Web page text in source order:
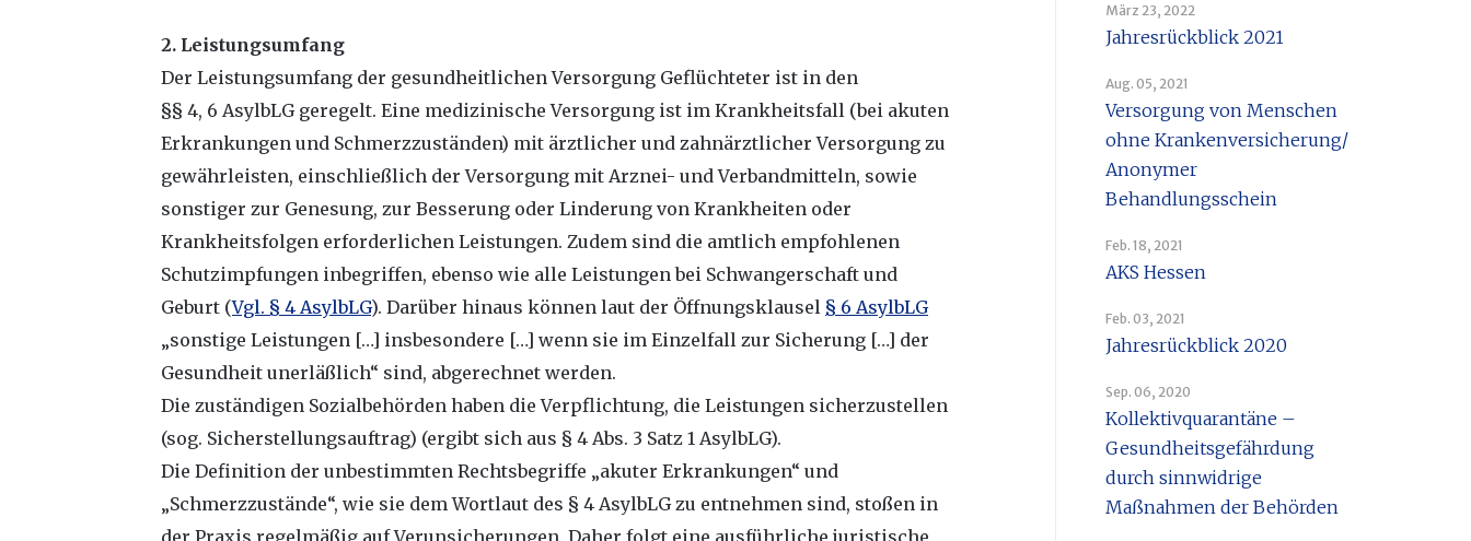
2. Leistungsumfang
Der Leistungsumfang der gesundheitlichen Versorgung Geflüchteter ist in den
§§ 4, 6 AsylbLG geregelt. Eine medizinische Versorgung ist im Krankheitsfall (bei akuten
Erkrankungen und Schmerzzuständen) mit ärztlicher und zahnärztlicher Versorgung zu
gewährleisten, einschließlich der Versorgung mit Arznei- und Verbandmitteln, sowie
sonstiger zur Genesung, zur Besserung oder Linderung von Krankheiten oder
Krankheitsfolgen erforderlichen Leistungen. Zudem sind die amtlich empfohlenen
Schutzimpfungen inbegriffen, ebenso wie alle Leistungen bei Schwangerschaft und
Geburt (Vgl. § 4 AsylbLG). Darüber hinaus können laut der Öffnungsklausel § 6 AsylbLG
„sonstige Leistungen […] insbesondere […] wenn sie im Einzelfall zur Sicherung […] der
Gesundheit unerläßlich“ sind, abgerechnet werden.
Die zuständigen Sozialbehörden haben die Verpflichtung, die Leistungen sicherzustellen
(sog. Sicherstellungsauftrag) (ergibt sich aus § 4 Abs. 3 Satz 1 AsylbLG).
Die Definition der unbestimmten Rechtsbegriffe „akuter Erkrankungen“ und
„Schmerzzustände“, wie sie dem Wortlaut des § 4 AsylbLG zu entnehmen sind, stoßen in
März 23, 2022
Jahresrückblick 2021
Aug. 05, 2021
Versorgung von Menschen
ohne Krankenversicherung/
Anonymer
Behandlungsschein
Feb. 18, 2021
AKS Hessen
Feb. 03, 2021
Jahresrückblick 2020
Sep. 06, 2020
Kollektivquarantäne –
Gesundheitsgefährdung
durch sinnwidrige
Maßnahmen der Behörden